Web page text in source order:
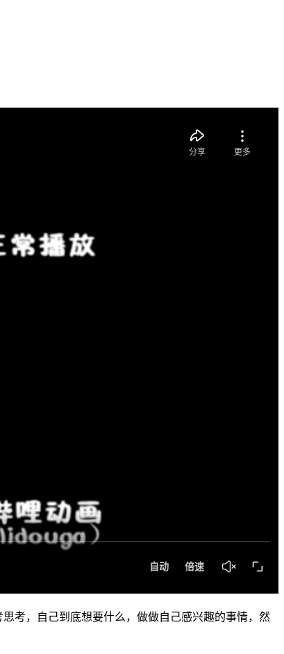
考，自己到底想要什么，做做自己感兴趣的事情，然